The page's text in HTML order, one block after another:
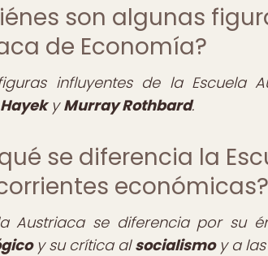
son algunas
de Economía?
influyentes de la Escuela
yMurray Rothbard.
qué se diferencia la
económicas?
Austriaca se diferencia por su
y su crítica alsocialismoy a las